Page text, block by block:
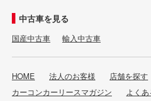
中古車を見る
国産中古車 輸入中古車
HOME 法人のお客様 店舗を探す
カーコンカーリースマガジン
よく